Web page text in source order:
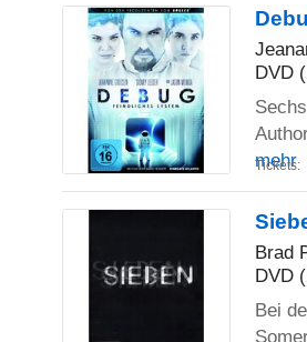
DVD
mehr
Tickets:
Brad
DVD
Bei